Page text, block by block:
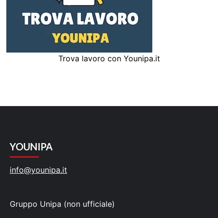
Trova lavoro con Younipa.it
YOUNIPA
info@younipa.it
Gruppo Unipa (non ufficiale)